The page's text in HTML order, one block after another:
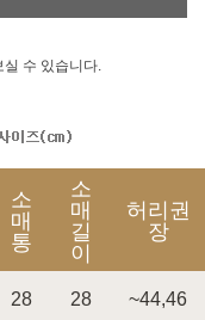
수 있습니다.
소
매
통
소
매
길
이
허리권
장
28 28 ~44,46